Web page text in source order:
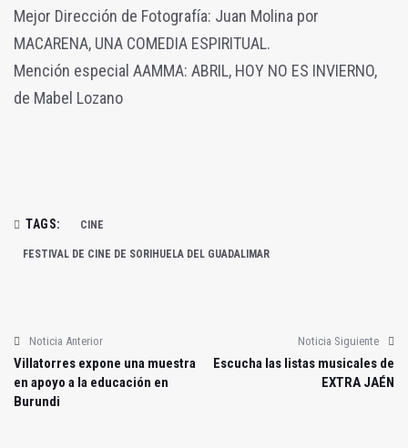
Mejor Dirección de Fotografía: Juan Molina por
MACARENA, UNA COMEDIA ESPIRITUAL.
Mención especial AAMMA: ABRIL, HOY NO ES INVIERNO,
de Mabel Lozano
TAGS: CINE
FESTIVAL DE CINE DE SORIHUELA DEL GUADALIMAR
Noticia Anterior
Villatorres expone una muestra
en apoyo a la educación en
Burundi
Noticia Siguiente
Escucha las listas musicales de
EXTRA JAÉN